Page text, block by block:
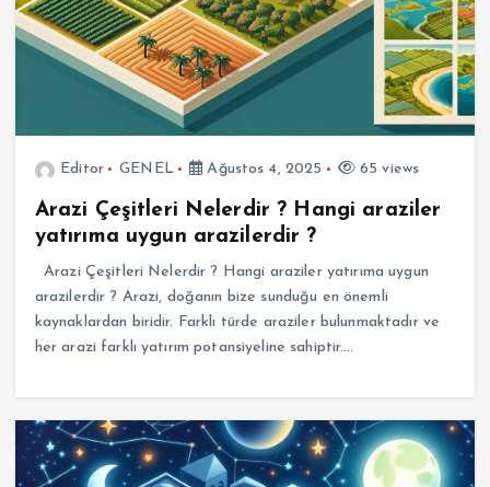
Editor GENEL Ağustos 4, 2025 65 views
Arazi Çeşitleri Nelerdir ? Hangi araziler
yatırıma uygun arazilerdir ?
Arazi Çeşitleri Nelerdir ? Hangi araziler yatırıma uygun
arazilerdir ? Arazi, doğanın bize sunduğu en önemli
kaynaklardan biridir. Farklı türde araziler bulunmaktadır ve
her arazi farklı yatırım potansiyeline sahiptir.…